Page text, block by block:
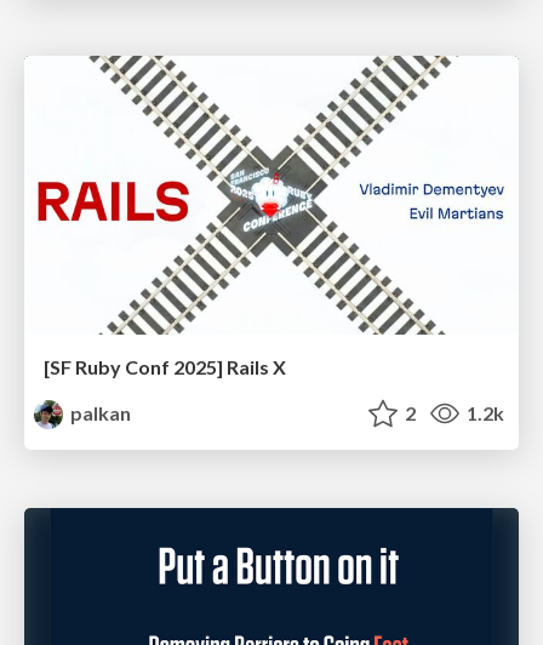
[SF Ruby Conf 2025] Rails X
palkan
2 1.2k